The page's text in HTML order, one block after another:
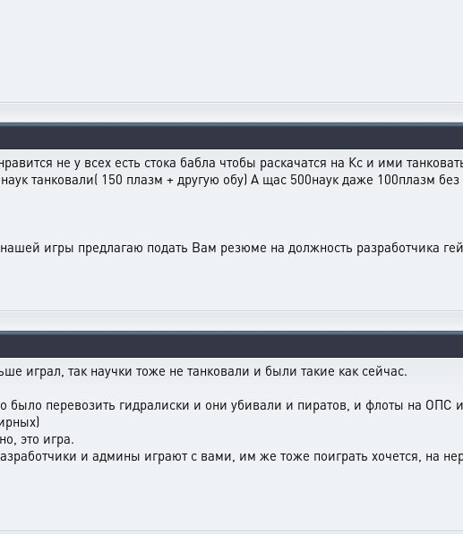
не у всех есть стока бабла чтобы раскачатся на Кс и ими
танковали( 150 плазм + другую обу) А щас 500наук даже 100плазм
игры предлагаю подать Вам резюме на должность разработчика
играл, так научки тоже не танковали и были такие как сейчас.
перевозить гидралиски и они убивали и пиратов, и флоты на ОПС
это игра.
и админы играют с вами, им же тоже поиграть хочется, на